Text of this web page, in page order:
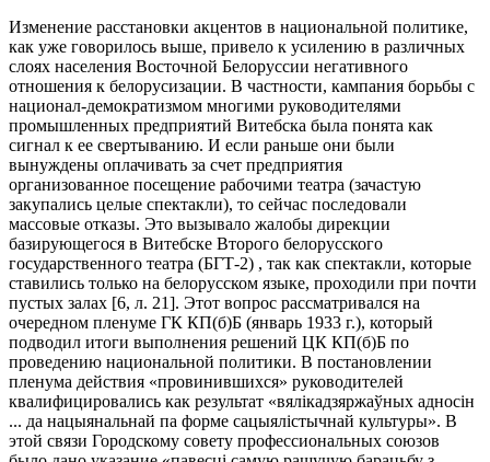
Изменение расстановки акцентов в национальной политике,
как уже говорилось выше, привело к усилению в различных
слоях населения Восточной Белоруссии негативного
отношения к белорусизации. В частности, кампания борьбы с
национал-демократизмом многими руководителями
промышленных предприятий Витебска была понята как
сигнал к ее свертыванию. И если раньше они были
вынуждены оплачивать за счет предприятия
организованное посещение рабочими театра (зачастую
закупались целые спектакли), то сейчас последовали
массовые отказы. Это вызывало жалобы дирекции
базирующегося в Витебске Второго белорусского
государственного театра (БГТ-2) , так как спектакли, которые
ставились только на белорусском языке, проходили при почти
пустых залах [6, л. 21]. Этот вопрос рассматривался на
очередном пленуме ГК КП(б)Б (январь 1933 г.), который
подводил итоги выполнения решений ЦК КП(б)Б по
проведению национальной политики. В постановлении
пленума действия «провинившихся» руководителей
квалифицировались как результат «вялікадзяржаўных адносін
... да нацыянальнай па форме сацыялістычнай культуры». В
этой связи Городскому совету профессиональных союзов